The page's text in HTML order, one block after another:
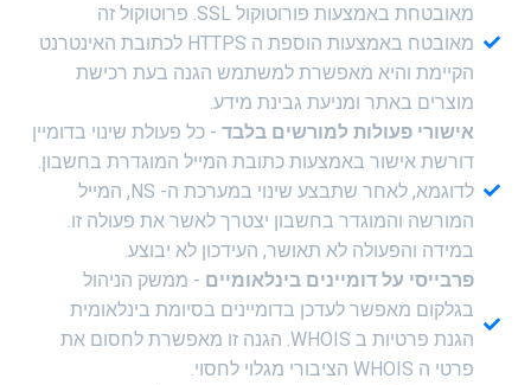
מאובטחת באמצעות פורוטוקול SSL. פרוטוקול זה
מאובטח באמצעות הוספת ה HTTPS לכתובת האינטרנט
הקיימת והיא מאפשרת למשתמש הגנה בעת רכישת
מוצרים באתר ומניעת גבינת מידע.
אישורי פעולות למורשים בלבד- כל פעולת שינוי בדומיין
דורשת אישור באמצעות כתובת המייל המוגדרת בחשבון.
לדוגמא, לאחר שתבצע שינוי במערכת ה- NS, המייל
המורשה והמוגדר בחשבון יצטרך לאשר את פעולה זו.
במידה והפעולה לא תאושר, העידכון לא יבוצע.
פרבייסי על דומיינים בינלאומיים- ממשק הניהול
בגלקום מאפשר לעדכן בדומיינים בסיומת בינלאומית
הגנת פרטיות ב WHOIS. הגנה זו מאפשרת לחסום את
פרטי ה WHOIS הציבורי מגלוי לחסוי.